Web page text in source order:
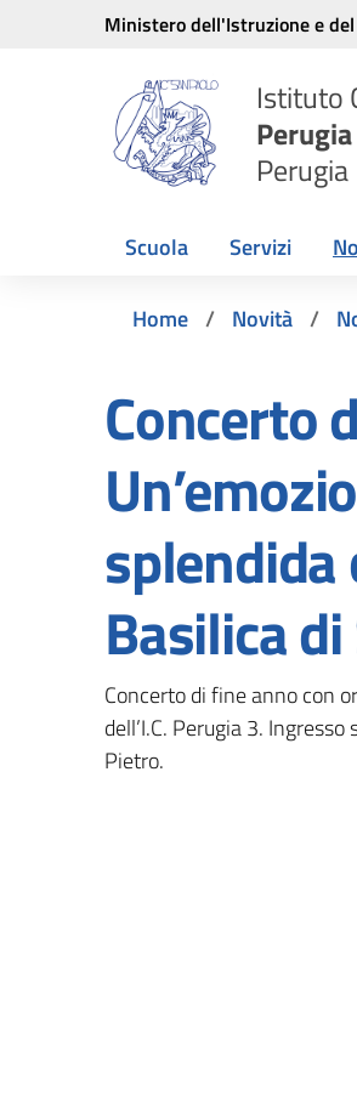
Vai ai contenuti
Vai al menu di navigazione
Ministero dell'Istruzione e
Istituto
Perugia
Scuola Servizi
Home Novità
Concerto
splendida
Basilica
Concerto di fine anno con
dell’I.C. Perugia 3.
Pietro.